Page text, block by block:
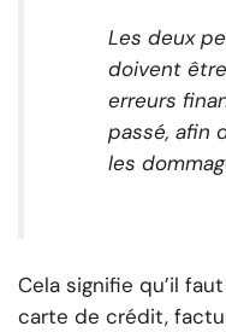
Les deux
doivent
erreurs
passé, afin
les
Cela signifie qu’il
carte de crédit,